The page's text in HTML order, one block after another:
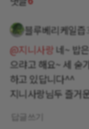
블루베리케일즙
@지니사랑네~ 밥
으랴고 해요~ 세 숟
하고 있답니다^^
지니사랑님두 즐거